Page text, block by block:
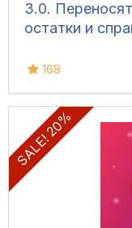
3.0.
остатки и
168
SALE! 20%